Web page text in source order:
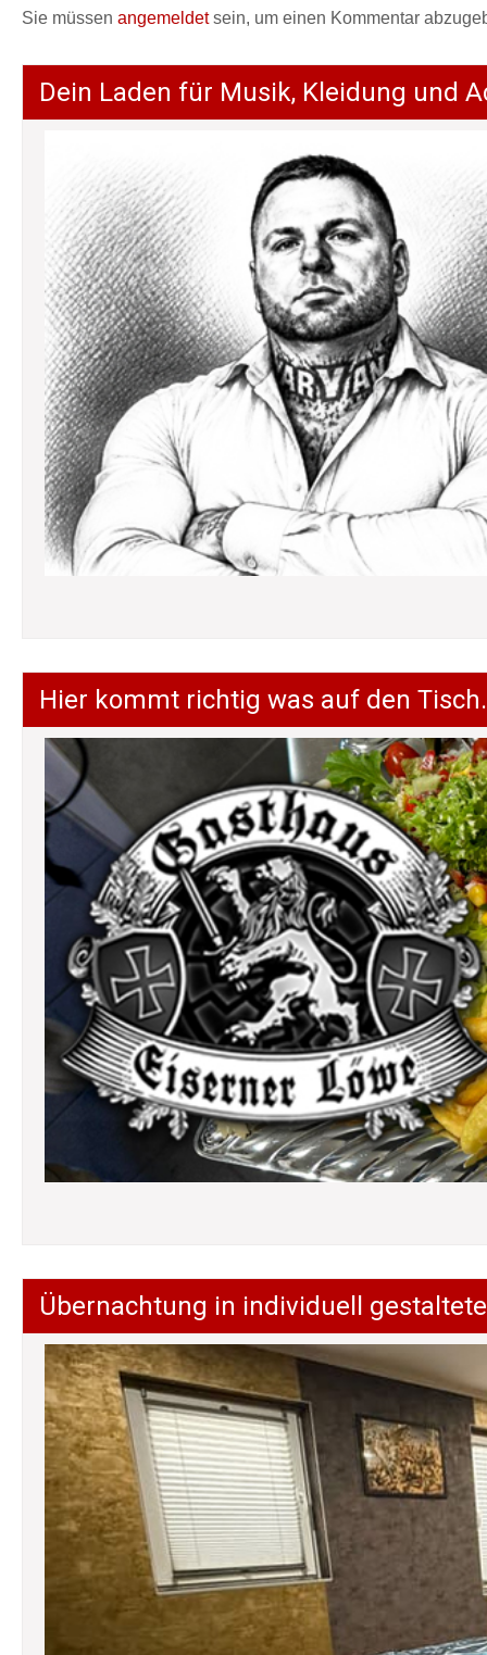
Sie müssen angemeldetsein, um einen Kommentar
Dein Laden für Musik, Kleidung und
Hier kommt richtig was auf den Tisch.
Übernachtung in individuell